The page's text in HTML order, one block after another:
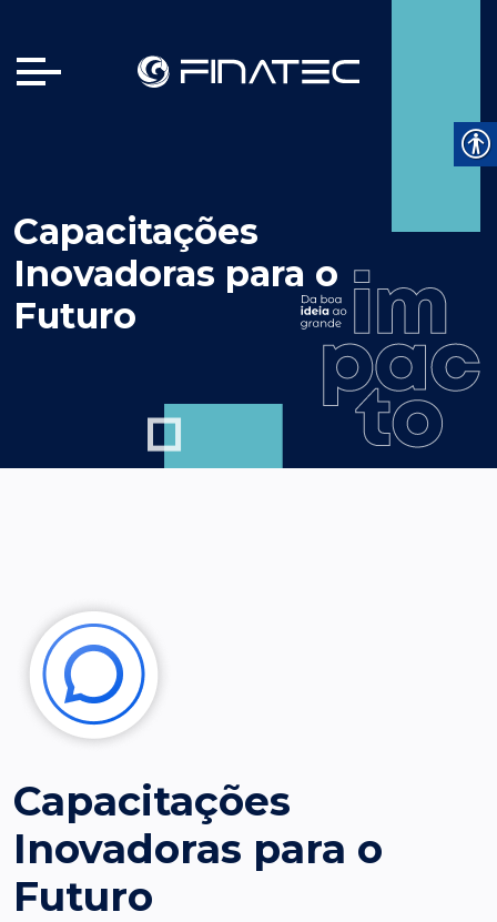
Capacitações
Inovadoras para o
Futuro
Capacitações
Inovadoras para o
Futuro